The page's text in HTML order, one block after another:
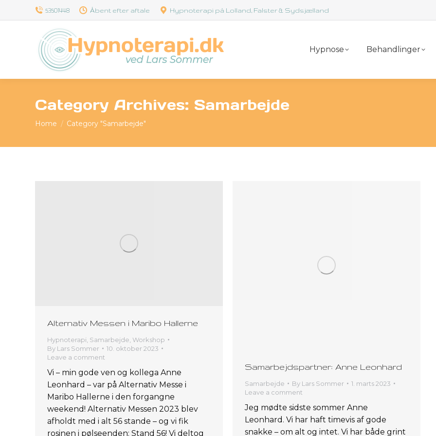
53501448 Åbent efter aftale Hypnoterapi på Lolland, Falster & Sydsjælland
Hypnose Behandlinger
Category Archives: Samarbejde
You are here:
Home Category "Samarbejde"
Alternativ Messen i Maribo Hallerne
Hypnoterapi Samarbejde Workshop
By Lars Sommer
10. oktober 2023
Leave a comment
Vi – min gode ven og kollega Anne
Leonhard – var på Alternativ Messe i
Maribo Hallerne i den forgangne
weekend! Alternativ Messen 2023 blev
afholdt med i alt 56 stande – og vi fik
rosinen i pølseenden: Stand 56! Vi deltog
Samarbejdspartner: Anne Leonhard
Samarbejde By Lars Sommer
1. marts 2023
Leave a comment
Jeg mødte sidste sommer Anne
Leonhard. Vi har haft timevis af gode
snakke – om alt og intet. Vi har både grint